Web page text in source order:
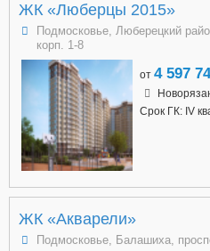
ЖК «Люберцы 2015»
Подмосковье, Люберецкий
корп. 1-8
от 4 597
Срок ГК: IV
ЖК «Акварели»
Подмосковье, Балашиха,